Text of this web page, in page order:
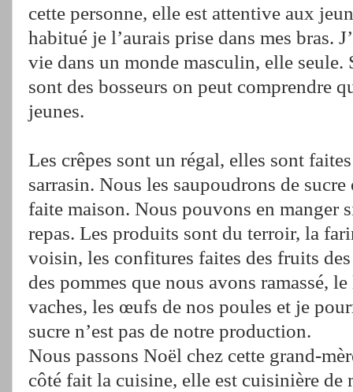
cette personne, elle est attentive aux
habitué je l’aurais prise dans mes bras.
vie dans un monde masculin, elle seule.
sont des bosseurs on peut comprendre
jeunes.
Les crêpes sont un régal, elles sont
sarrasin. Nous les saupoudrons de
faite maison. Nous pouvons en manger
repas. Les produits sont du terroir, la
voisin, les confitures faites des fruits
des pommes que nous avons ramassé,
vaches, les œufs de nos poules et je
sucre n’est pas de notre production.
Nous passons Noël chez cette grand-
côté fait la cuisine, elle est cuisinière de